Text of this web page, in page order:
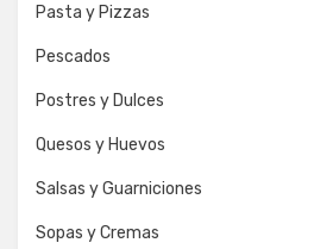
Pasta y Pizzas
Pescados
Postres y Dulces
Quesos y Huevos
Salsas y Guarniciones
Sopas y Cremas